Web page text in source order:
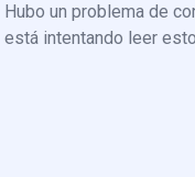
Hubo un problema de
está intentando leer